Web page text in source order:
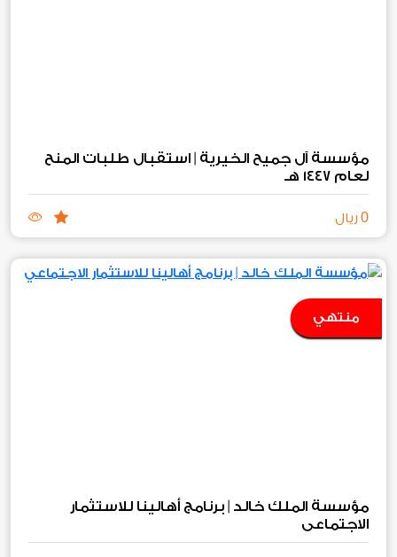
مؤسسة آل جميح الخيرية | استقبال طلبات المنح
لعام ١٤٤٧ هـ
0 ريال
منتهي
مؤسسة الملك خالد | برنامج أهالينا للاستثمار
الاجتماعي